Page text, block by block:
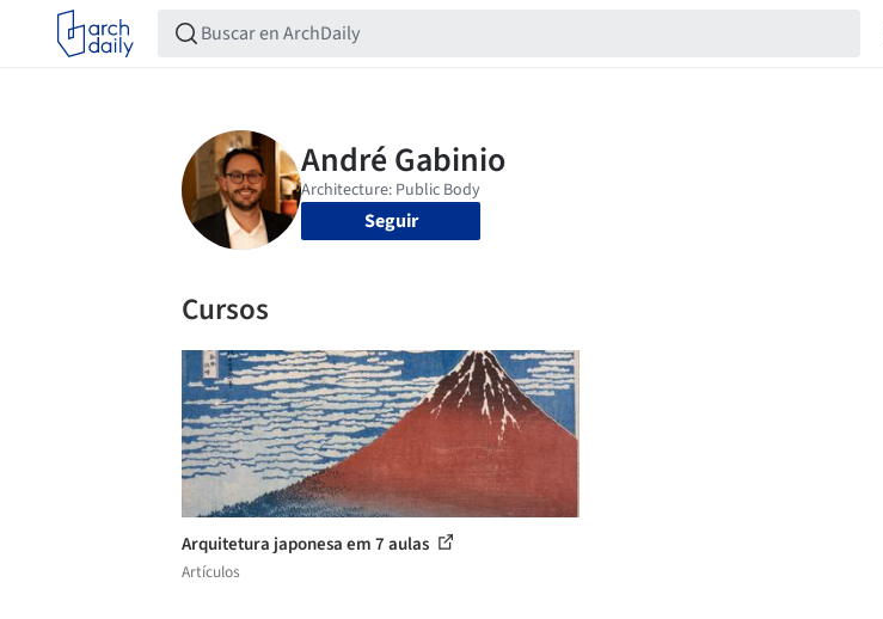
Seguir
Cursos
Arquitetura japonesa em 7 aulas
Artículos